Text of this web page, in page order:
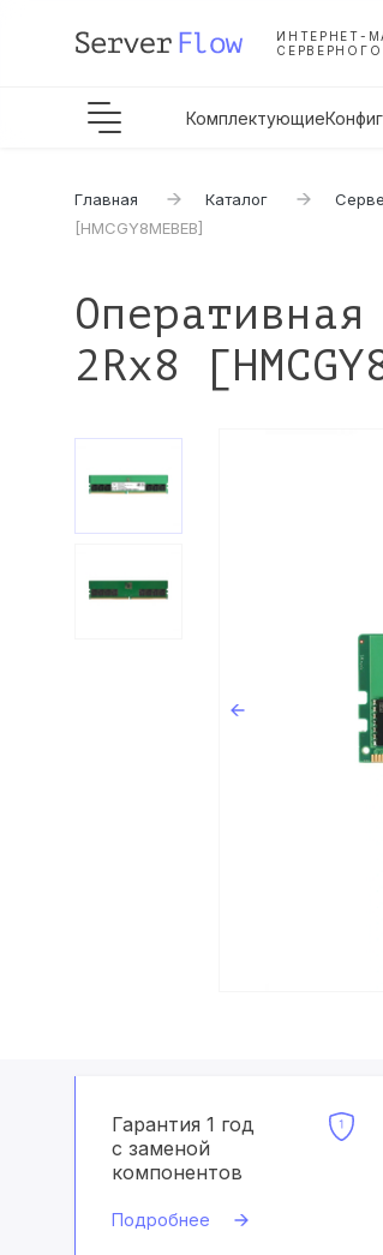
ИНТЕРНЕТ-
Комплектующие
Главная Каталог
[HMCGY8MEBEB]
2Rx8
Гарантия 1 год
с заменой
компонентов
Подробнее